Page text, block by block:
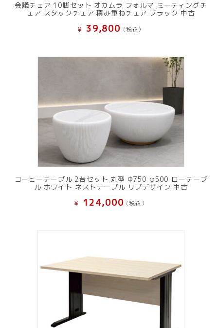
会議チェア 10脚セット オカムラ フォルマ ミーティングチ
ェア スタックチェア 積み重ねチェア ブラック 中古
¥ 39,800 (税込）
コーヒーテーブル 2台セット 丸型 Φ750 φ500 ローテーブ
ル ホワイト ネストテーブル リブデザイン 中古
¥ 124,000 (税込）